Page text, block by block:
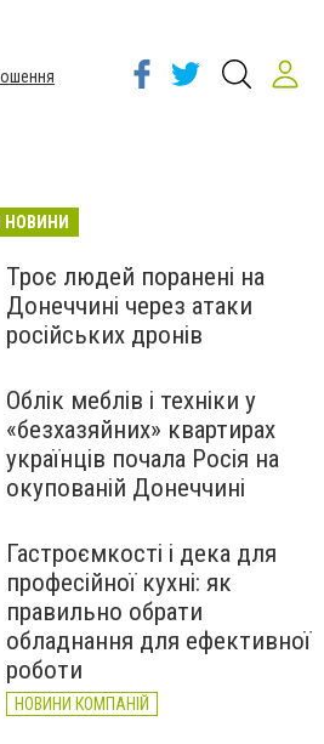
НОВИНИ
Троє людей поранені на
Донеччині через атаки
російських дронів
Облік меблів і техніки у
«безхазяйних» квартирах
українців почала Росія на
окупованій Донеччині
Гастроємкості і дека для
професійної кухні: як
правильно обрати
обладнання для ефективної
роботи
НОВИНИ КОМПАНІЙ